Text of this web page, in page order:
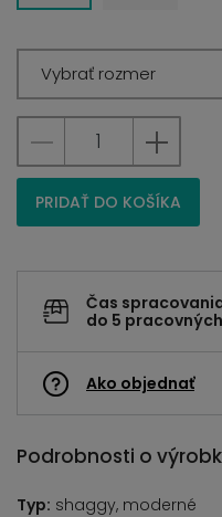
Vybrať rozmer
PRIDAŤ DO KOŠÍKA
Čas
do 5
Ako objednať
Podrobnosti o
Typ: shaggy, moderné